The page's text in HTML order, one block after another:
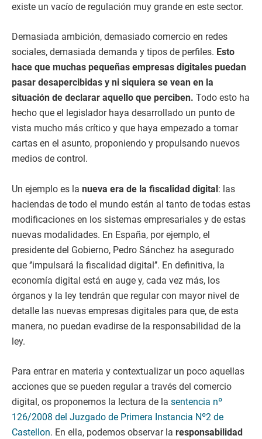
existe un vacío de regulación muy grande en este sector.
Demasiada ambición, demasiado comercio en redes
sociales, demasiada demanda y tipos de perfiles. Esto
hace que muchas pequeñas empresas digitales puedan
pasar desapercibidas y ni siquiera se vean en la
situación de declarar aquello que perciben. Todo esto ha
hecho que el legislador haya desarrollado un punto de
vista mucho más crítico y que haya empezado a tomar
cartas en el asunto, proponiendo y propulsando nuevos
medios de control.
Un ejemplo es la nueva era de la fiscalidad digital: las
haciendas de todo el mundo están al tanto de todas estas
modificaciones en los sistemas empresariales y de estas
nuevas modalidades. En España, por ejemplo, el
presidente del Gobierno, Pedro Sánchez ha asegurado
que ‘’impulsará la fiscalidad digital’’. En definitiva, la
economía digital está en auge y, cada vez más, los
órganos y la ley tendrán que regular con mayor nivel de
detalle las nuevas empresas digitales para que, de esta
manera, no puedan evadirse de la responsabilidad de la
ley.
Para entrar en materia y contextualizar un poco aquellas
acciones que se pueden regular a través del comercio
digital, os proponemos la lectura de la sentencia nº
126/2008 del Juzgado de Primera Instancia Nº2 de
Castellon. En ella, podemos observar la responsabilidad